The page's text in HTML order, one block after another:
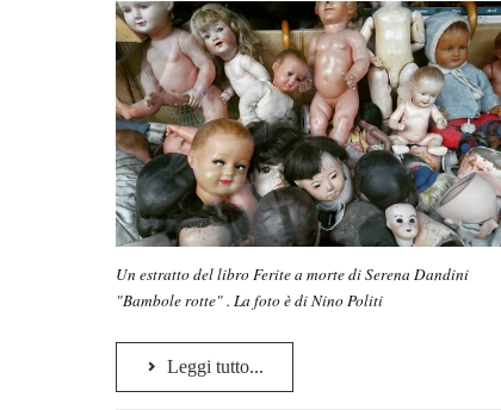
Un estratto del libro Ferite a morte di Serena Dandini
"Bambole rotte" . La foto è di Nino Politi
Leggi tutto...